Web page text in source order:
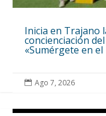
Inicia en Trajano
concienciación
«Sumérgete en el
 Ago 7, 2026